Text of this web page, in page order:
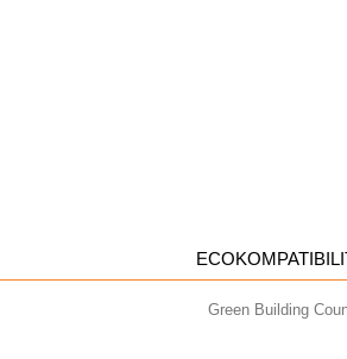
Green Building